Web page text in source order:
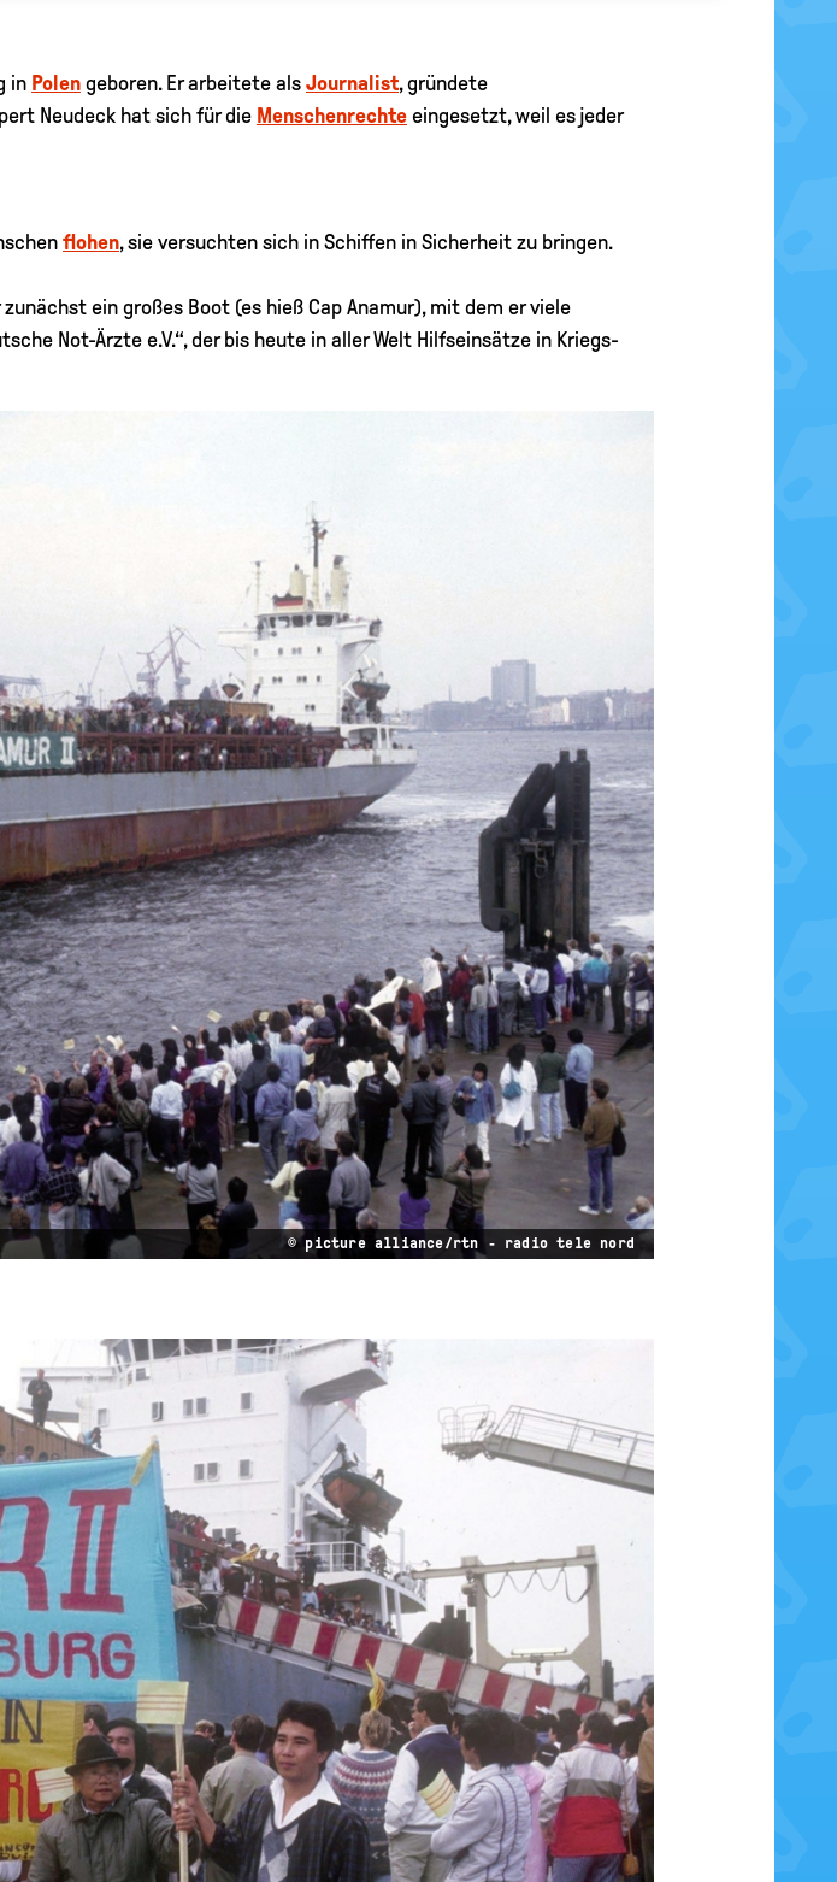
in Polen geboren. Er arbeitete als Journalist, gründete
Neudeck hat sich für die Menschenrechte eingesetzt, weil es jeder
flohen, sie versuchten sich in Schiffen in Sicherheit zu bringen.
ein großes Boot (es hieß Cap Anamur), mit dem er viele
Not-Ärzte e.V.“, der bis heute in aller Welt Hilfseinsätze in Kriegs-
© picture alliance/rtn - radio tele nord